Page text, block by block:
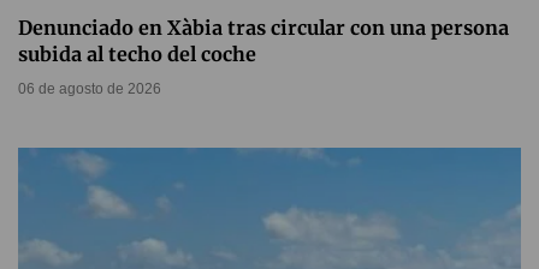
Denunciado en Xàbia tras circular con una persona
subida al techo del coche
06 de agosto de 2026